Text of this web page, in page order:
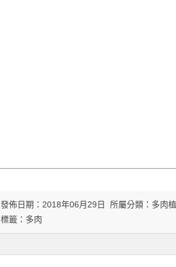
發佈日期：2018年06月29日 所屬分類： 多肉
標籤： 多肉